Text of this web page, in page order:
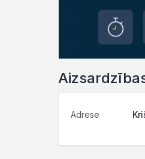
Adrese